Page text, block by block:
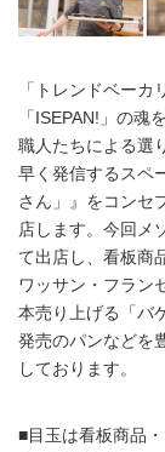
「トレンドベー
「ISEPAN!」の魂
職人たちによる選
早く発信するスペ
さん」』をコンセ
店します。今回メ
て出店し、看板商
ワッサン・フラン
本売り上げる「バ
発売のパンなどを
しております。
■目玉は看板商品